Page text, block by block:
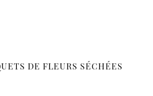
DE FLEURS SÉCHÉES